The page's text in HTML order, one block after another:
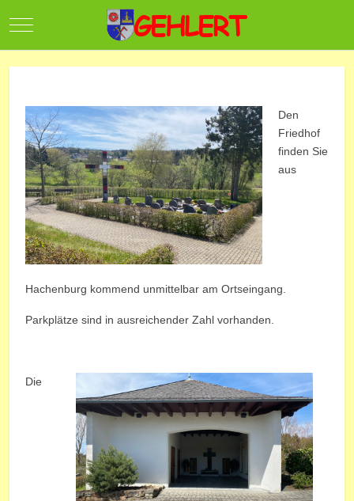
Mobile Menu Toggle
Den
Friedhof
finden Sie
aus
Hachenburg kommend unmittelbar am Ortseingang.
Parkplätze sind in ausreichender Zahl vorhanden.
Die